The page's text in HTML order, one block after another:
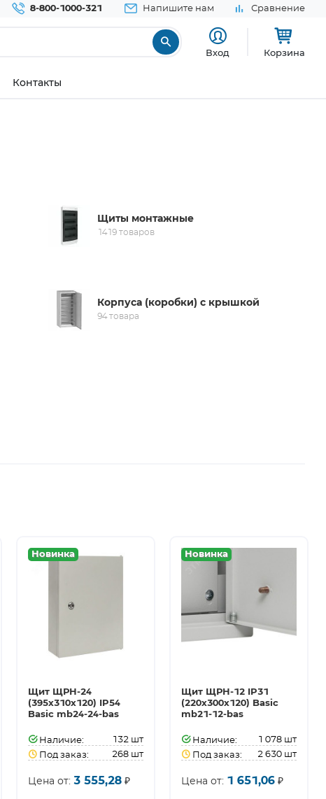
8-800-1000-321 Напишите нам Сравнение
Вход Корзина
Контакты
Щиты монтажные
1419 товаров
Корпуса (коробки) с крышкой
94 товара
Новинка
Щит ЩРН-24
(395х310х120) IP54
Basic mb24-24-bas
Наличие: 132 шт
Под заказ:
268 шт
Цена от: 3 555,28 ₽
Новинка
Щит ЩРН-12 IP31
(220х300х120) Basic
mb21-12-bas
Наличие: 1 078 шт
Под заказ:
2 630 шт
Цена от: 1 651,06 ₽